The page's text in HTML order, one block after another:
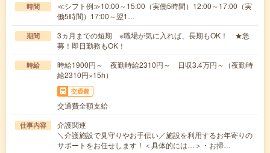
時間
≪シフト例≫10:00～15:00（実働5時間）12:00～17:00（実
働5時間）17:00～翌1…
期間
3ヵ月までの短期 ※職場が気に入れば、長期もOK！ ★急
募！即日勤務もOK！
時給
時給1900円～ 夜勤時給2310円～ 日収3.4万円～（夜勤時
給2310円×15h）
交通費
交通費全額支給
仕事内容
介護関連
＼介護施設で見守りやお手伝い／施設を利用するお年寄りの
サポートをお任せします！＜具体的には…＞・お掃…